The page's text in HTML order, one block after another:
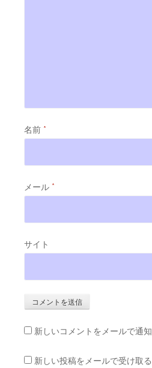
名前 *
メール *
サイト
新しいコメントをメールで通知
新しい投稿をメールで受け取る